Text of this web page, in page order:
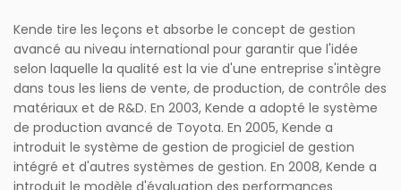
Kende tire les leçons et absorbe le concept de gestion
avancé au niveau international pour garantir que l'idée
selon laquelle la qualité est la vie d'une entreprise s'intègre
dans tous les liens de vente, de production, de contrôle des
matériaux et de R&D. En 2003, Kende a adopté le système
de production avancé de Toyota. En 2005, Kende a
introduit le système de gestion de progiciel de gestion
intégré et d'autres systèmes de gestion. En 2008, Kende a
introduit le modèle d'évaluation des performances